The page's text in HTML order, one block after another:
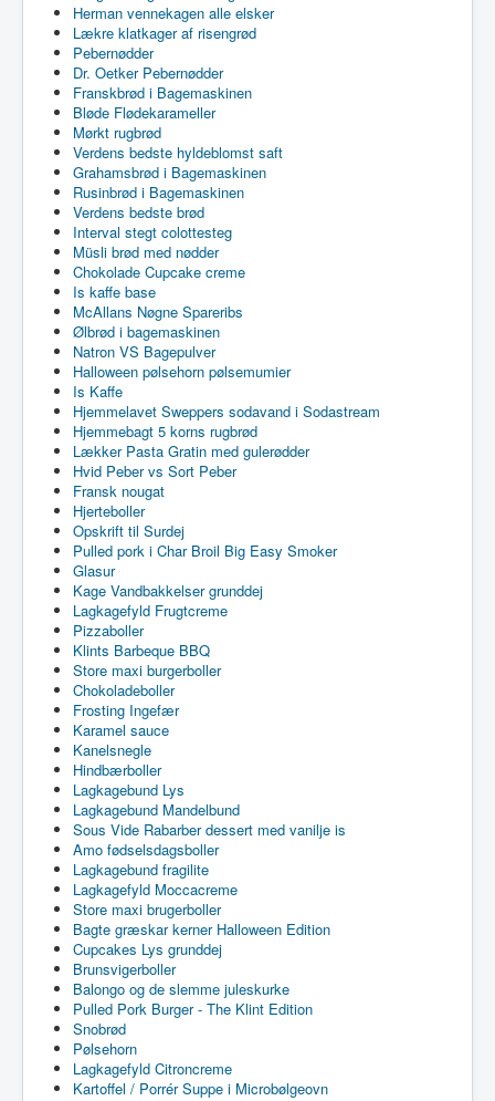
Herman vennekagen alle elsker
Lækre klatkager af risengrød
Pebernødder
Dr. Oetker Pebernødder
Franskbrød i Bagemaskinen
Bløde Flødekarameller
Mørkt rugbrød
Verdens bedste hyldeblomst saft
Grahamsbrød i Bagemaskinen
Rusinbrød i Bagemaskinen
Verdens bedste brød
Interval stegt colottesteg
Müsli brød med nødder
Chokolade Cupcake creme
Is kaffe base
McAllans Nøgne Spareribs
Ølbrød i bagemaskinen
Natron VS Bagepulver
Halloween pølsehorn pølsemumier
Is Kaffe
Hjemmelavet Sweppers sodavand i Sodastream
Hjemmebagt 5 korns rugbrød
Lækker Pasta Gratin med gulerødder
Hvid Peber vs Sort Peber
Fransk nougat
Hjerteboller
Opskrift til Surdej
Pulled pork i Char Broil Big Easy Smoker
Glasur
Kage Vandbakkelser grunddej
Lagkagefyld Frugtcreme
Pizzaboller
Klints Barbeque BBQ
Store maxi burgerboller
Chokoladeboller
Frosting Ingefær
Karamel sauce
Kanelsnegle
Hindbærboller
Lagkagebund Lys
Lagkagebund Mandelbund
Sous Vide Rabarber dessert med vanilje is
Amo fødselsdagsboller
Lagkagebund fragilite
Lagkagefyld Moccacreme
Store maxi brugerboller
Bagte græskar kerner Halloween Edition
Cupcakes Lys grunddej
Brunsvigerboller
Balongo og de slemme juleskurke
Pulled Pork Burger - The Klint Edition
Snobrød
Pølsehorn
Lagkagefyld Citroncreme
Kartoffel / Porrér Suppe i Microbølgeovn